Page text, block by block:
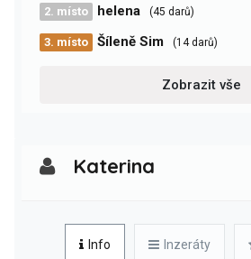
2. místo helena (45 darů)
3. místo Šíleně Sim (14 darů)
Zobrazit vše
Katerina
Info Inzeráty